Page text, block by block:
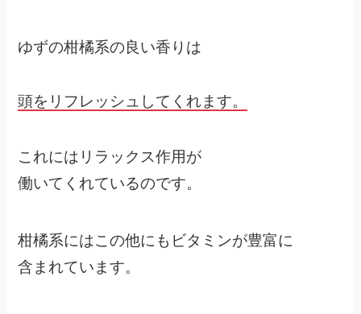
ゆずの柑橘系の良い香りは
頭をリフレッシュしてくれます。
これにはリラックス作用が
働いてくれているのです。
柑橘系にはこの他にもビタミンが豊富に
含まれています。